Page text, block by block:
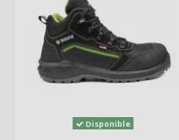
Disponible